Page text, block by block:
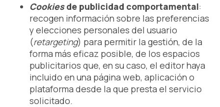
Cookiesde publicidad comportamental:
recogen información sobre las preferencias
y elecciones personales del usuario
(retargeting) para permitir la gestión, de la
forma más eficaz posible, de los espacios
publicitarios que, en su caso, el editor haya
incluido en una página web, aplicación o
plataforma desde la que presta el servicio
solicitado.